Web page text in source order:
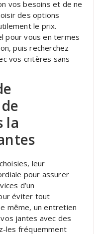
vos besoins et de ne
des options
le prix.
pour vous en termes
puis recherchez
vos critères sans
la
leur
pour assurer
d’un
éviter tout
même, un entretien
jantes avec des
les fréquemment